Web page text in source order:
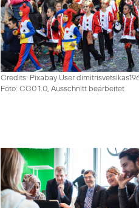
Credits: Pixabay User
Foto: CC0 1.0, Ausschnitt bearbeitet